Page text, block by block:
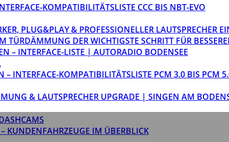
KOMPATIBILITÄTSLISTE CCC BIS NBT-EVO
PLUG&PLAY & PROFESSIONELLER LAUTSPRECHER
DER WICHTIGSTE SCHRITT FÜR
– INTERFACE-LISTE | AUTORADIO BODENSEE
– INTERFACE-KOMPATIBILITÄTSLISTE PCM 3.0 BIS PCM
& LAUTSPRECHER UPGRADE | SINGEN AM
KUNDENFAHRZEUGE IM ÜBERBLICK